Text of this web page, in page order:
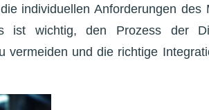
individuellen Anforderungen des
ist wichtig, den Prozess der
vermeiden und die richtige